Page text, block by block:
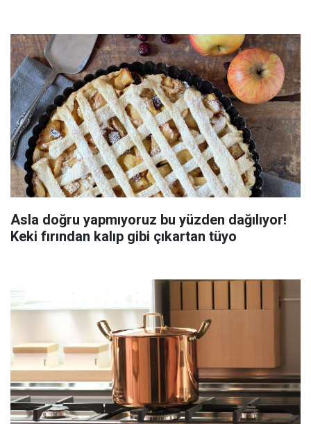
Asla doğru yapmıyoruz bu yüzden dağılıyor!
Keki fırından kalıp gibi çıkartan tüyo